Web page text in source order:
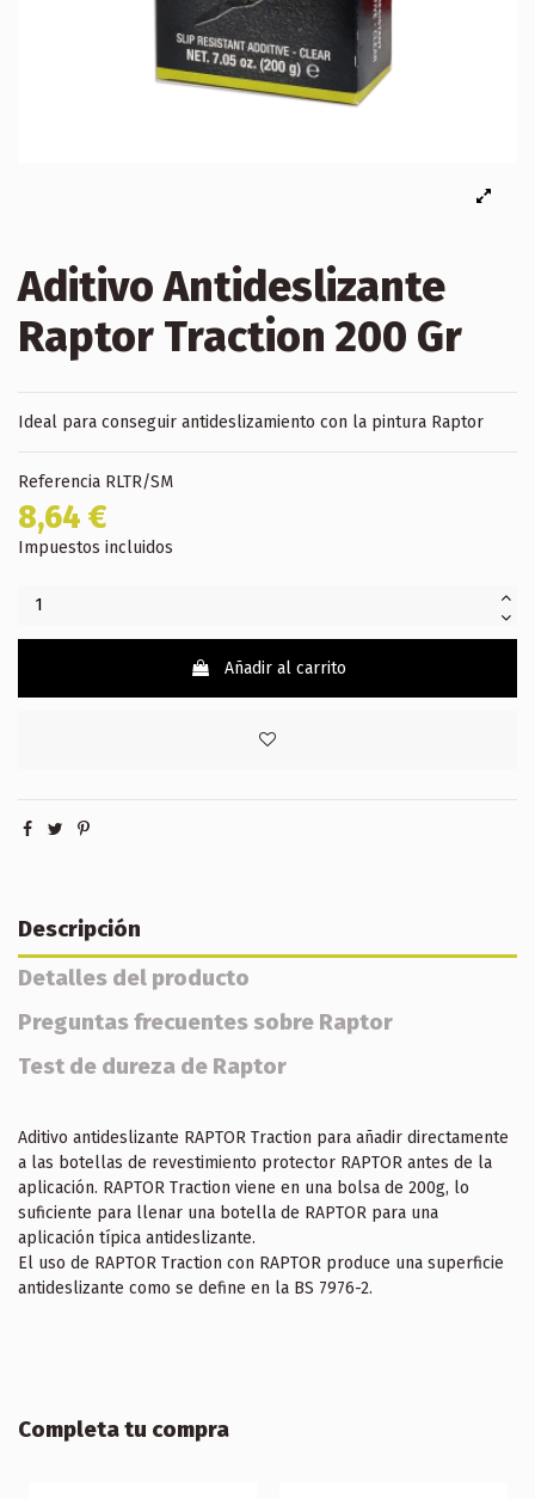
Aditivo Antideslizante
Raptor Traction 200 Gr
Ideal para conseguir antideslizamiento con la pintura Raptor
Referencia RLTR/SM
8,64 €
Impuestos incluidos
Añadir al carrito
Descripción
Detalles del producto
Preguntas frecuentes sobre Raptor
Test de dureza de Raptor
Aditivo antideslizante RAPTOR Traction para añadir directamente
a las botellas de revestimiento protector RAPTOR antes de la
aplicación. RAPTOR Traction viene en una bolsa de 200g, lo
suficiente para llenar una botella de RAPTOR para una
aplicación típica antideslizante.
El uso de RAPTOR Traction con RAPTOR produce una superficie
antideslizante como se define en la BS 7976-2.
Completa tu compra